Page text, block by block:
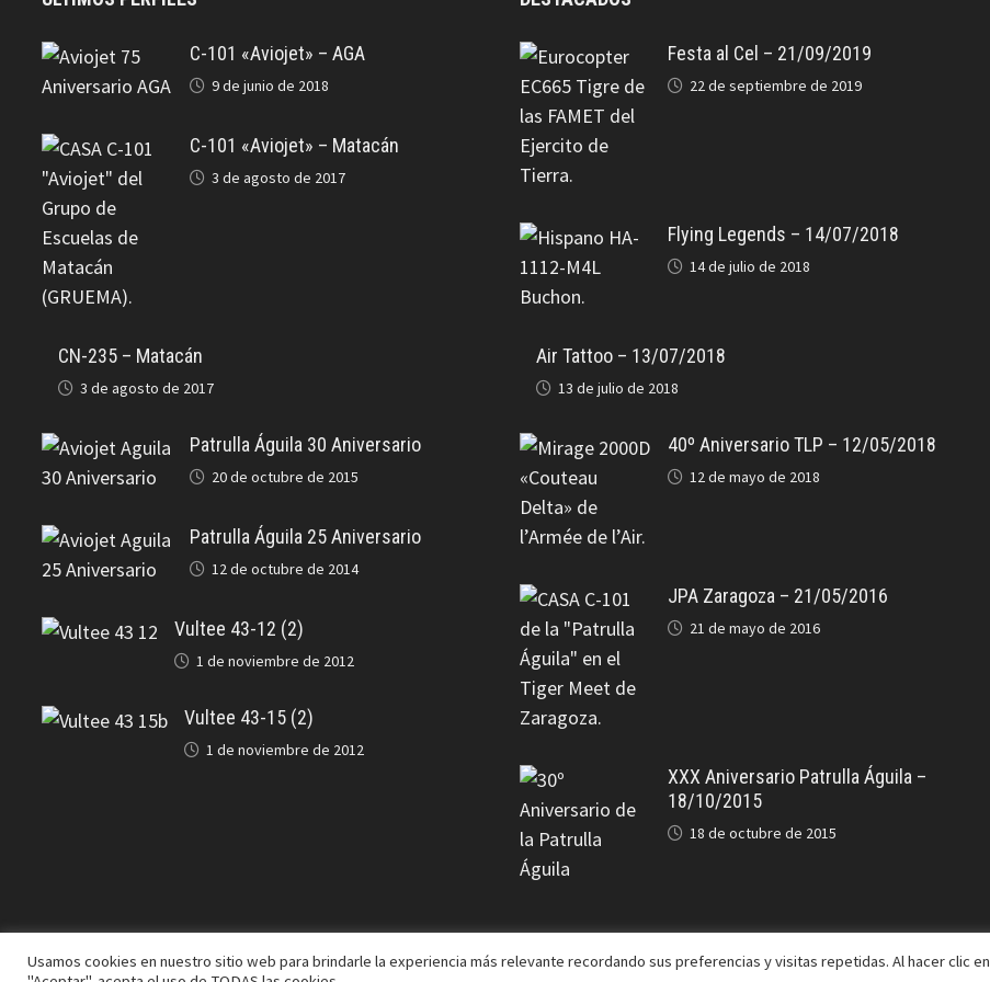
C-101 «Aviojet» – AGA
9 de junio de 2018
C-101 «Aviojet» – Matacán
3 de agosto de 2017
CN-235 – Matacán
3 de agosto de 2017
Patrulla Águila 30 Aniversario
20 de octubre de 2015
Patrulla Águila 25 Aniversario
12 de octubre de 2014
Vultee 43-12 (2)
1 de noviembre de 2012
Vultee 43-15 (2)
1 de noviembre de 2012
Festa al Cel – 21/09/2019
22 de septiembre de 2019
Flying Legends – 14/07/2018
14 de julio de 2018
Air Tattoo – 13/07/2018
13 de julio de 2018
40º Aniversario TLP – 12/05/2018
12 de mayo de 2018
JPA Zaragoza – 21/05/2016
21 de mayo de 2016
XXX Aniversario Patrulla Águila –
18/10/2015
18 de octubre de 2015
Copyright © 2026J.A. Cifuentes. Funciona con WordPress yBam.
Usamos cookies en nuestro sitio web para brindarle la experiencia más relevante recordando sus preferencias y visitas repetidas. Al hacer clic en